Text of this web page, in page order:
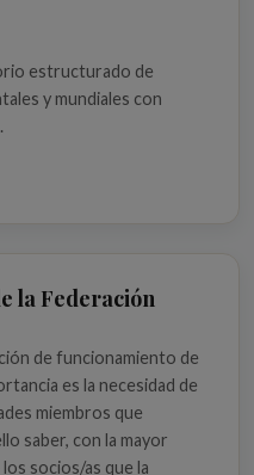
estructurado de
y mundiales con
la Federación
de funcionamiento de
es la necesidad de
miembros que
saber, con la mayor
socios/as que la